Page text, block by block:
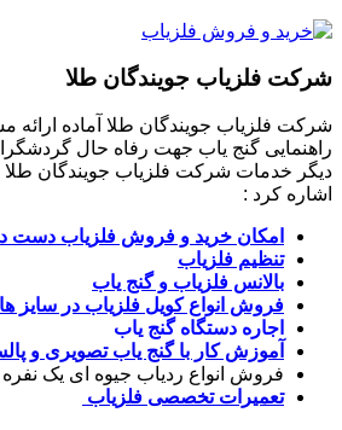
شرکت فلزیاب جویندگان طلا
شرکت فلزیاب جویندگان طلا آماده ارائه
راهنمایی گنج یاب جهت رفاه حال
دیگر خدمات شرکت فلزیاب جویندگان طلا
اشاره کرد :
امکان خرید و فروش فلزیاب دست
تنظیم فلزیاب
بالانس فلزیاب و گنج یاب
فروش انواع کویل فلزیاب در سایز
اجاره دستگاه گنج یاب
آموزش کار با گنج یاب تصویری و
فروش انواع ردیاب جیوه ای یک نفره
تعمیرات تخصصی فلزیاب